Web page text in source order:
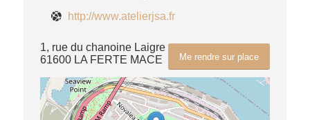
http://www.atelierjsa.fr
Me rendre sur place
1, rue du chanoine Laigre
61600 LA FERTE MACE